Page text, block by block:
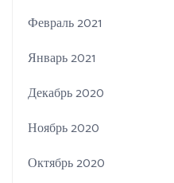
Февраль 2021
Январь 2021
Декабрь 2020
Ноябрь 2020
Октябрь 2020